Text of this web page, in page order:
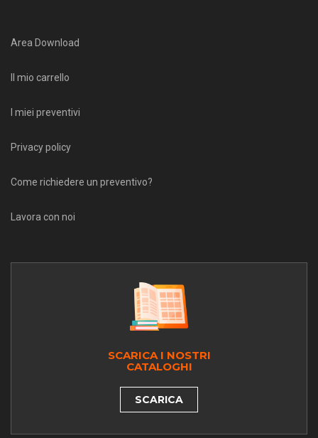
Area Download
Il mio carrello
I miei preventivi
Privacy policy
Come richiedere un preventivo?
Lavora con noi
SCARICA I NOSTRI
CATALOGHI
SCARICA